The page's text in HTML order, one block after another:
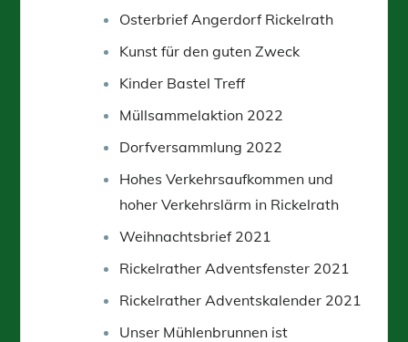
Osterbrief Angerdorf Rickelrath
Kunst für den guten Zweck
Kinder Bastel Treff
Müllsammelaktion 2022
Dorfversammlung 2022
Hohes Verkehrsaufkommen und
hoher Verkehrslärm in Rickelrath
Weihnachtsbrief 2021
Rickelrather Adventsfenster 2021
Rickelrather Adventskalender 2021
Unser Mühlenbrunnen ist